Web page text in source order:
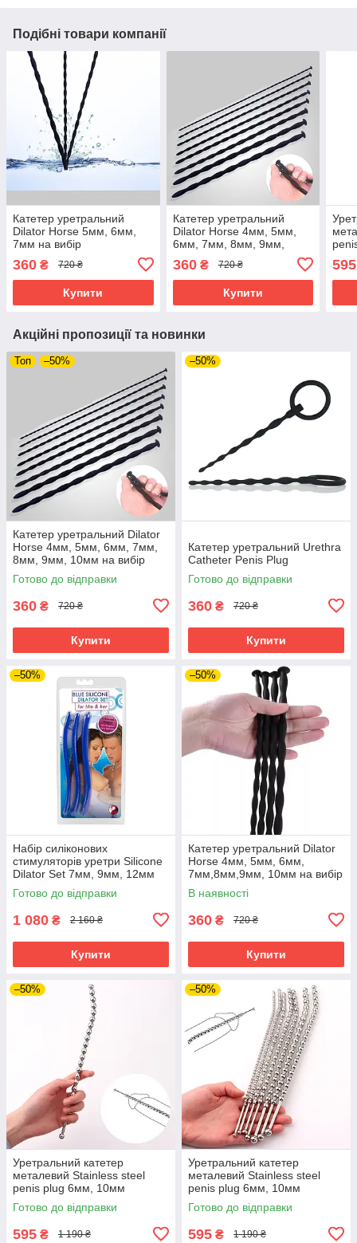
Подібні товари компанії
Катетер уретральний
Dilator Horse 5мм, 6мм,
7мм на вибір
360 ₴ 720 ₴
Купити
Катетер уретральний
Dilator Horse 4мм, 5мм,
6мм, 7мм, 8мм, 9мм,
360₴ 720 ₴
Купити
595
Акційні пропозиції та новинки
Топ –50%
Катетер уретральний Dilator
Horse 4мм, 5мм, 6мм, 7мм,
8мм, 9мм, 10мм на вибір
Готово до відправки
360 ₴ 720 ₴
Купити
–50%
Катетер уретральний Urethra
Catheter Penis Plug
Готово до відправки
360 ₴ 720 ₴
Купити
–50%
Набір силіконових
стимуляторів уретри Silicone
Dilator Set 7мм, 9мм, 12мм
Готово до відправки
1 080 ₴ 2 160 ₴
Купити
–50%
Катетер уретральний Dilator
Horse 4мм, 5мм, 6мм,
7мм,8мм,9мм, 10мм на вибір
В наявності
360 ₴ 720 ₴
Купити
–50%
Уретральний катетер
металевий Stainless steel
penis plug 6мм, 10мм
Готово до відправки
595 ₴ 1 190 ₴
–50%
Уретральний катетер
металевий Stainless steel
penis plug 6мм, 10мм
Готово до відправки
595 ₴ 1 190 ₴